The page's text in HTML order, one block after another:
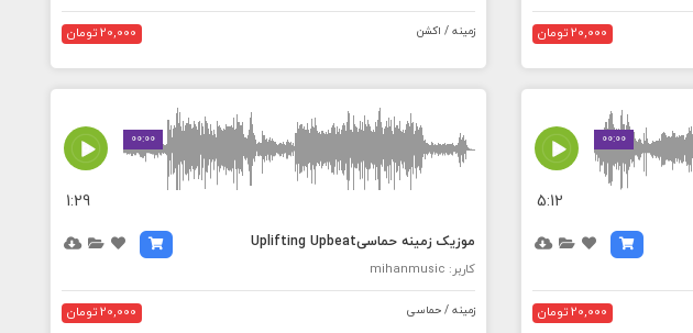
20,000 تومان زمینه / اکشن 20,000 تومان
00:00
5:12
20,000 تومان
00:00
MEDIA_ELEMENT_ERROR: Empty src attribute
1:29
موزیک زمینه حماسیUplifting Upbeat
کاربر: mihanmusic
زمینه / حماسی 20,000 تومان